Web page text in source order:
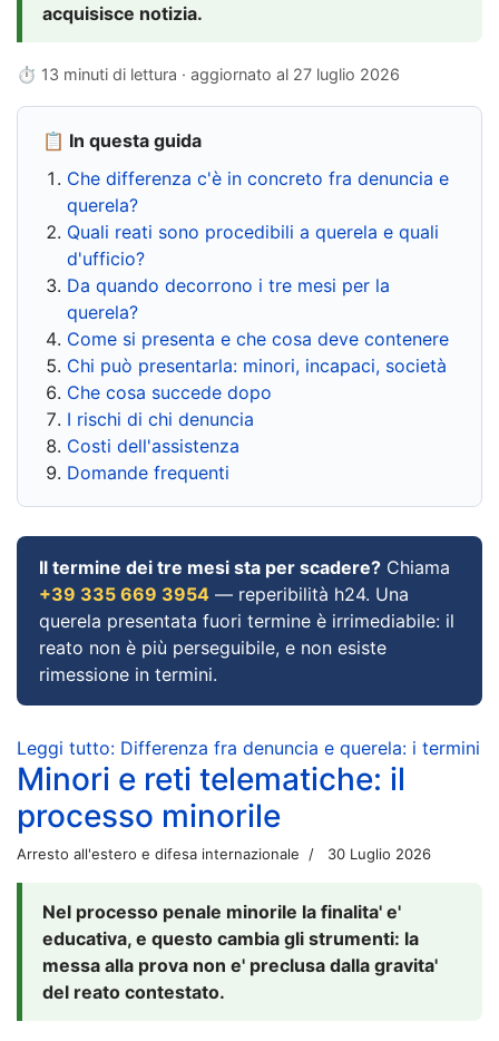
acquisisce notizia.
⏱ 13 minuti di lettura · aggiornato al 27 luglio 2026
📋 In questa guida
Che differenza c'è in concreto fra denuncia e
querela?
Quali reati sono procedibili a querela e quali
d'ufficio?
Da quando decorrono i tre mesi per la
querela?
Come si presenta e che cosa deve contenere
Chi può presentarla: minori, incapaci, società
Che cosa succede dopo
I rischi di chi denuncia
Costi dell'assistenza
Domande frequenti
Il termine dei tre mesi sta per scadere? Chiama
+39 335 669 3954 — reperibilità h24. Una
querela presentata fuori termine è irrimediabile: il
reato non è più perseguibile, e non esiste
rimessione in termini.
Leggi tutto: Differenza fra denuncia e querela: i termini
Minori e reti telematiche: il
processo minorile
Arresto all'estero e difesa internazionale 30 Luglio 2026
Nel processo penale minorile la finalita' e'
educativa, e questo cambia gli strumenti: la
messa alla prova non e' preclusa dalla gravita'
del reato contestato.